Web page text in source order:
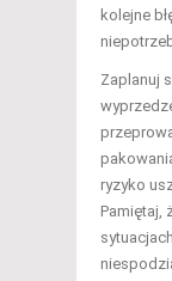
kolejne
Zaplanuj
ryzyko
Pamiętaj,